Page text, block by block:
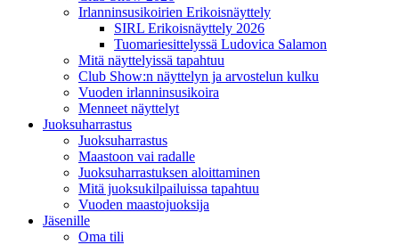
Irlanninsusikoirien Erikoisnäyttely
SIRL Erikoisnäyttely 2026
Tuomariesittelyssä Ludovica Salamon
Mitä näyttelyissä tapahtuu
Club Show:n näyttelyn ja arvostelun kulku
Vuoden irlanninsusikoira
Menneet näyttelyt
Juoksuharrastus
Juoksuharrastus
Maastoon vai radalle
Juoksuharrastuksen aloittaminen
Mitä juoksukilpailuissa tapahtuu
Vuoden maastojuoksija
Jäsenille
Oma tili